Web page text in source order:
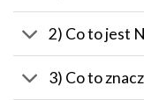
2) Co to jest
3) Co to